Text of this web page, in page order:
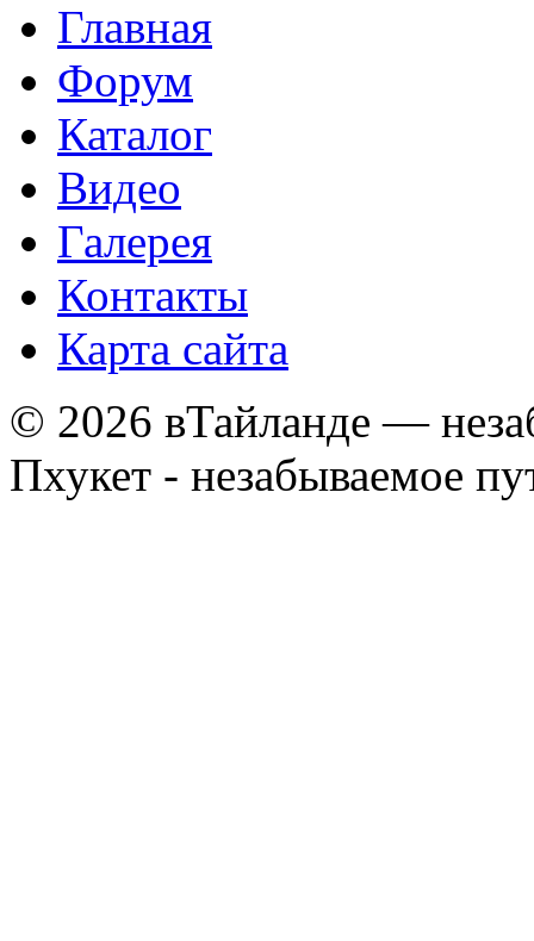
Главная
Форум
Каталог
Видео
Галерея
Контакты
Карта сайта
© 2026 вТайланде —
Пхукет - незабываемое